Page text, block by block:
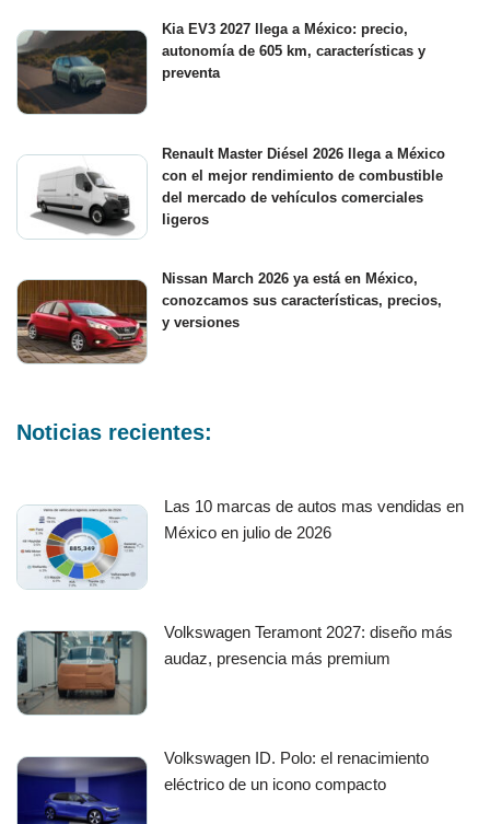
Kia EV3 2027 llega a México: precio,
autonomía de 605 km, características y
preventa
Renault Master Diésel 2026 llega a México
con el mejor rendimiento de combustible
del mercado de vehículos comerciales
ligeros
Nissan March 2026 ya está en México,
conozcamos sus características, precios,
y versiones
Noticias recientes:
Las 10 marcas de autos mas vendidas en
México en julio de 2026
Volkswagen Teramont 2027: diseño más
audaz, presencia más premium
Volkswagen ID. Polo: el renacimiento
eléctrico de un icono compacto